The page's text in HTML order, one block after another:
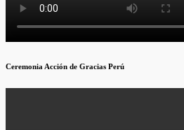
Ceremonia Acción de Gracias Perú